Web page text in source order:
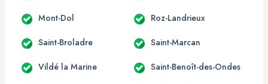
Mont-Dol Roz-Landrieux
Saint-Broladre Saint-Marcan
Vildé la Marine Saint-Benoît-des-Ondes